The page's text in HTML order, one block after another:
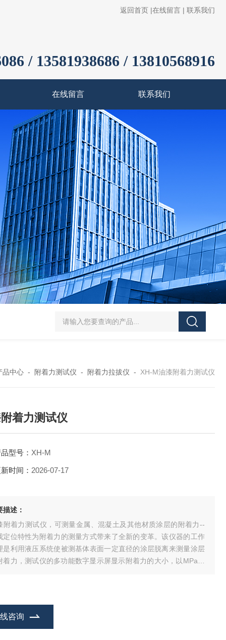
返回首页 |在线留言 | 联系我们
/ 13581938686 / 13810568916
在线留言 联系我们
100型漆膜落锤冲击测试仪交通U型板 ZTT-970C通信管道静摩擦系
品中心 - 附着力测试仪 - 附着力拉拔仪 - XH-M油漆附着力测试仪
着力测试仪
型号： XH-M
时间： 2026-07-17
描述：
附着力测试仪，可测量金属、混凝土及其他材质涂层的附着力--
定位特性为附着力的测量方式带来了全新的变革。该仪器的工作
是利用液压系统使被测基体表面一定直径的涂层脱离来测量涂层
着力，测试仪的多功能数字显示屏显示附着力的大小，以MPa或
咨询